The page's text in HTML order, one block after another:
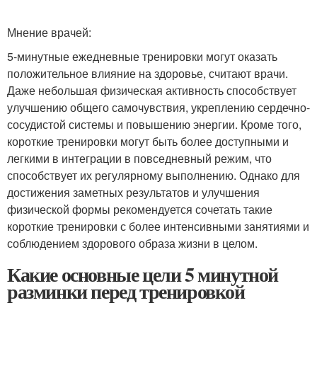
Мнение врачей:
5-минутные ежедневные тренировки могут оказать
положительное влияние на здоровье, считают врачи.
Даже небольшая физическая активность способствует
улучшению общего самочувствия, укреплению сердечно-
сосудистой системы и повышению энергии. Кроме того,
короткие тренировки могут быть более доступными и
легкими в интеграции в повседневный режим, что
способствует их регулярному выполнению. Однако для
достижения заметных результатов и улучшения
физической формы рекомендуется сочетать такие
короткие тренировки с более интенсивными занятиями и
соблюдением здорового образа жизни в целом.
Какие основные цели 5 минутной
разминки перед тренировкой